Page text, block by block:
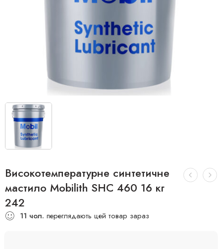
Високотемпературне синтетичне
мастило Mobilith SHC 460 16 кг
242
11 чол. переглядають цей товар зараз